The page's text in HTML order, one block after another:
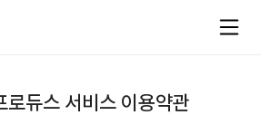
로듀스 서비스 이용약관